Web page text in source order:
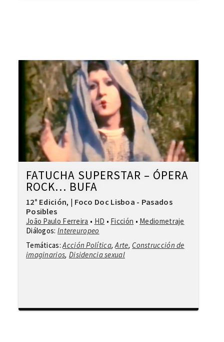
FATUCHA SUPERSTAR – ÓPERA
ROCK… BUFA
12° Edición, | Foco Doc Lisboa - Pasados
Posibles
João Paulo Ferreira • HD • Ficción • Mediometraje
Diálogos: Intereuropeo
Temáticas: Acción Política,Arte,Construcción de
imaginarios, Disidencia sexual